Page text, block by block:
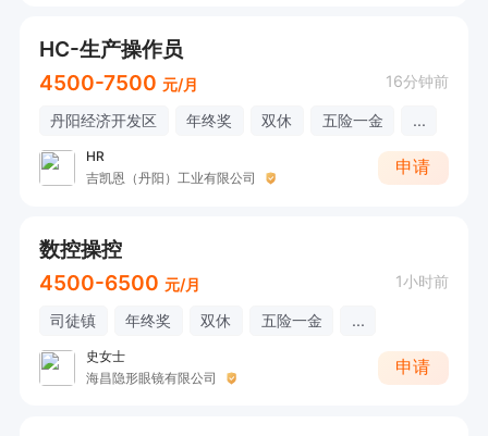
HC-生产操作员
4500-7500 元/月 16分钟前
丹阳经济开发区 年终奖 双休 五险一金 ...
HR
吉凯恩（丹阳）工业有限公司
申请
数控操控
4500-6500 元/月 1小时前
司徒镇 年终奖 双休 五险一金 ...
史女士
海昌隐形眼镜有限公司
申请